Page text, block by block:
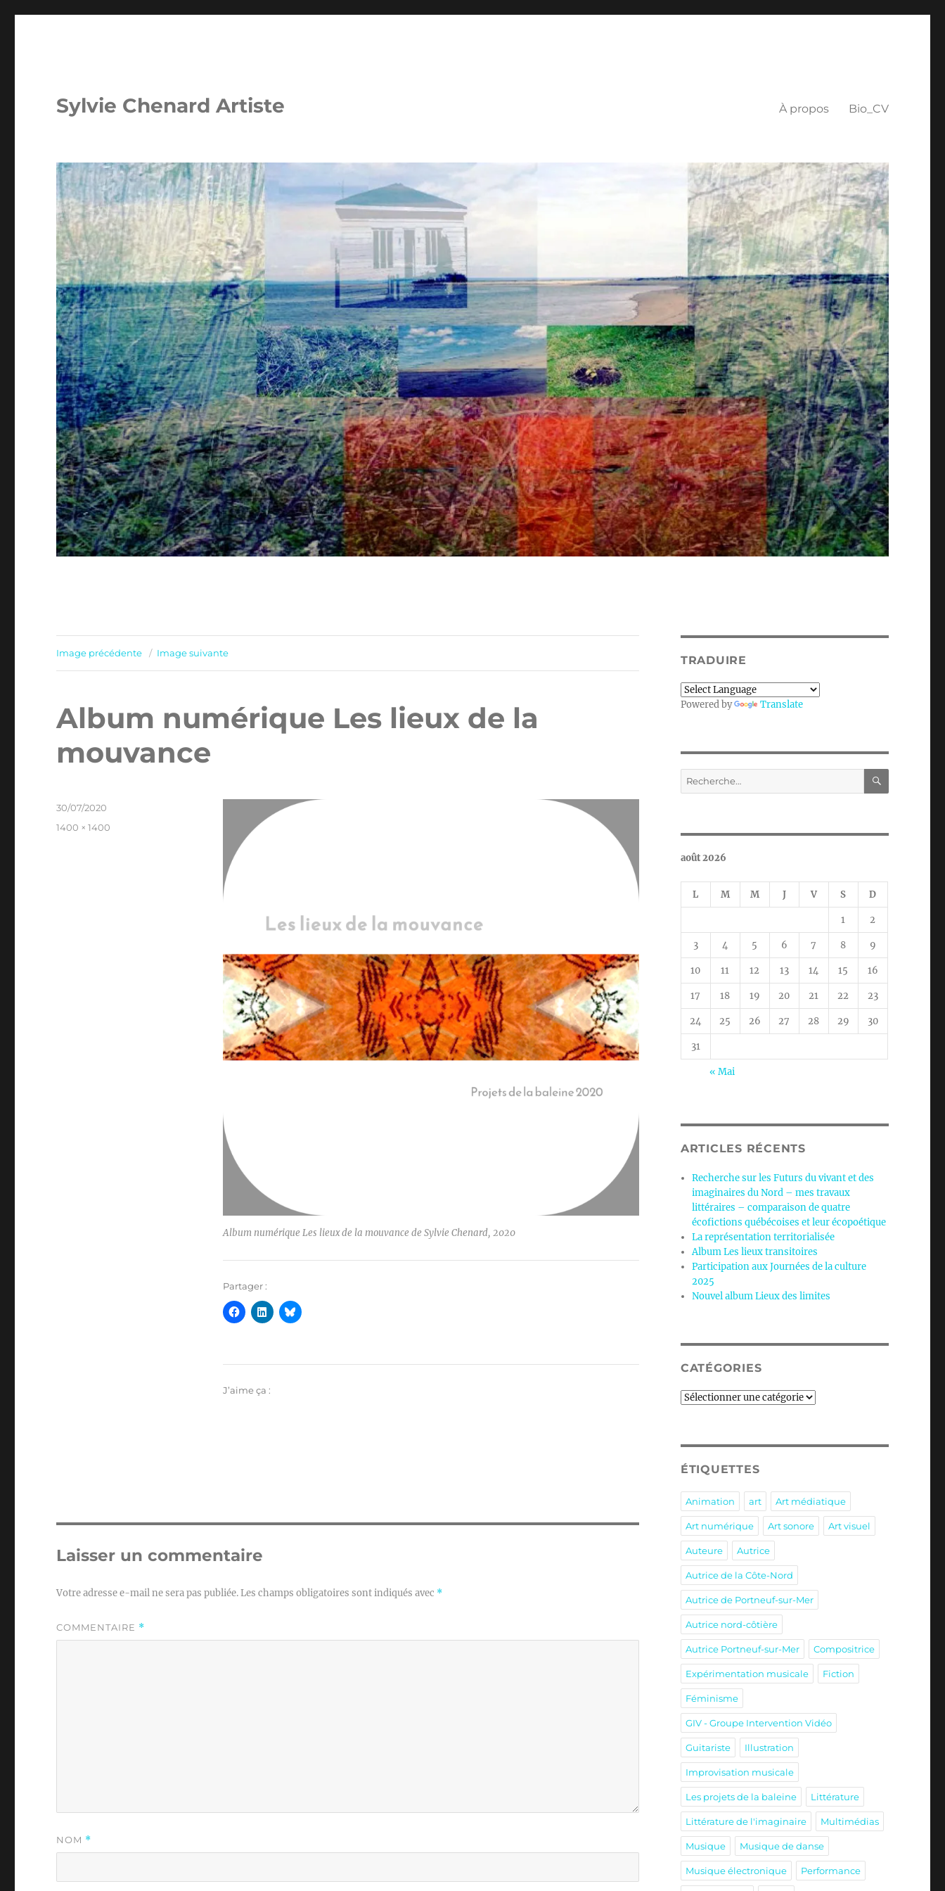
Sylvie Chenard Artiste À propos Bio_CV
Image précédente Image suivante
Album numérique Les lieux de la
mouvance
Album numérique Les lieux de la mouvance de Sylvie Chenard, 2020
Partager :
J’aime ça :
Publié
le
30/07/2020
Taille
1400 × 1400
Laisser un commentaire
Votre adresse e-mail ne sera pas publiée.Les champs obligatoires sont indiqués avec *
COMMENTAIRE *
NOM *
TRADUIRE
Powered by Translate
Recherche
pour :
août 2026
L M M J V S D
1 2
3 4 5 6 7 8 9
10 11 12 13 14 15 16
17 18 19 20 21 22 23
24 25 26 27 28 29 30
31
« Mai
ARTICLES RÉCENTS
Recherche sur les Futurs du vivant et des
imaginaires du Nord – mes travaux
littéraires – comparaison de quatre
écofictions québécoises et leur écopoétique
La représentation territorialisée
Album Les lieux transitoires
Participation aux Journées de la culture
2025
Nouvel album Lieux des limites
CATÉGORIES
Catégories
ÉTIQUETTES
Animation art Art médiatique
Art numérique Art sonore Art visuel
Auteure Autrice
Autrice de la Côte-Nord
Autrice de Portneuf-sur-Mer
Autrice nord-côtière
Autrice Portneuf-sur-Mer Compositrice
Expérimentation musicale Fiction
Féminisme
GIV - Groupe Intervention Vidéo
Guitariste Illustration
Improvisation musicale
Les projets de la baleine Littérature
Littérature de l'imaginaire Multimédias
Musique Musique de danse
Musique électronique Performance